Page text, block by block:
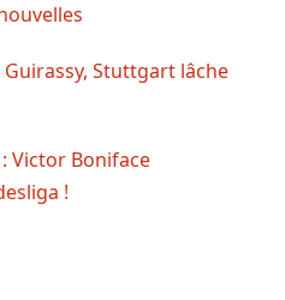
Stuttgart lâche
Victor Boniface
!